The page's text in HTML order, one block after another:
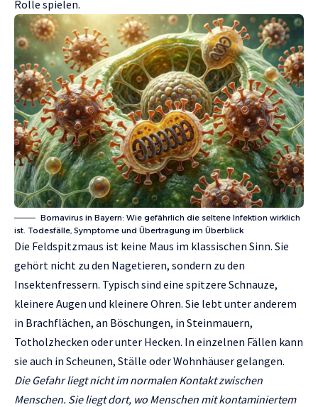
Rolle spielen.
Bornavirus in Bayern: Wie gefährlich die seltene Infektion wirklich
ist. Todesfälle, Symptome und Übertragung im Überblick
Die Feldspitzmaus ist keine Maus im klassischen Sinn. Sie
gehört nicht zu den Nagetieren, sondern zu den
Insektenfressern. Typisch sind eine spitzere Schnauze,
kleinere Augen und kleinere Ohren. Sie lebt unter anderem
in Brachflächen, an Böschungen, in Steinmauern,
Totholzhecken oder unter Hecken. In einzelnen Fällen kann
sie auch in Scheunen, Ställe oder Wohnhäuser gelangen.
Die Gefahr liegt nicht im normalen Kontakt zwischen
Menschen. Sie liegt dort, wo Menschen mit kontaminiertem